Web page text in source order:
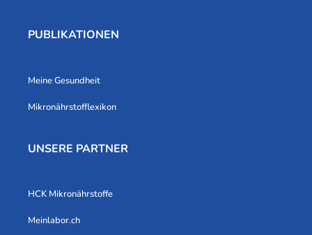
PUBLIKATIONEN
Meine Gesundheit
Mikronährstofflexikon
UNSERE PARTNER
HCK Mikronährstoffe
Meinlabor.ch